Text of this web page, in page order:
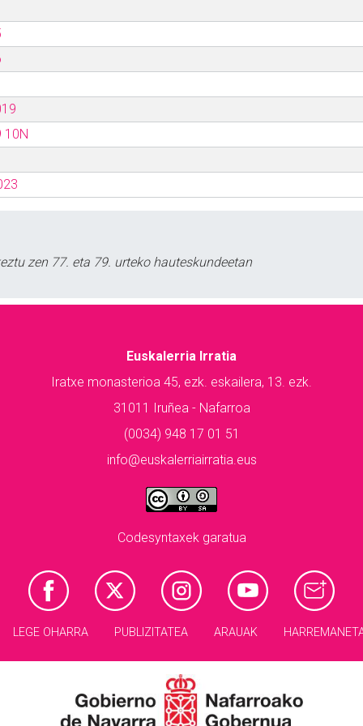
10N
zen 77. eta 79. urteko hauteskundeetan
Euskalerria Irratia
Iratxe monasterioa 45, ezk. eskailera, 13. ezk.
31011 Iruñea - Nafarroa
(0034) 948 17 01 51
info@euskalerriairratia.eus
Codesyntaxek garatua
LEGE OHARRA PUBLIZITATEA ARAUAK